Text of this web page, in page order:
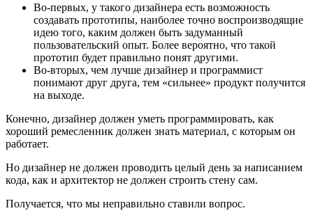
Во-первых, у такого дизайнера есть возможность
создавать прототипы, наиболее точно воспроизводящие
идею того, каким должен быть задуманный
пользовательский опыт. Более вероятно, что такой
прототип будет правильно понят другими.
Во-вторых, чем лучше дизайнер и программист
понимают друг друга, тем «сильнее» продукт получится
на выходе.
Конечно, дизайнер должен уметь программировать, как
хороший ремесленник должен знать материал, с которым он
работает.
Но дизайнер не должен проводить целый день за написанием
кода, как и архитектор не должен строить стену сам.
Получается, что мы неправильно ставили вопрос.